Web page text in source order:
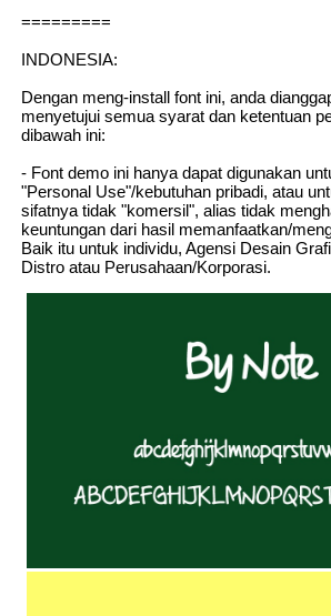
=========
INDONESIA:
Dengan meng-install font ini, anda
menyetujui semua syarat dan ketentuan
dibawah ini:
- Font demo ini hanya dapat digunakan
"Personal Use"/kebutuhan pribadi, atau
sifatnya tidak "komersil", alias tidak
keuntungan dari hasil memanfaatkan/
Baik itu untuk individu, Agensi Desain
Distro atau Perusahaan/Korporasi.